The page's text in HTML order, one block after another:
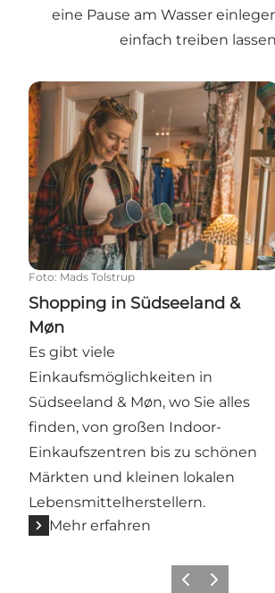
eine Pause am Wasser
einfach treiben
Shopping in Südseeland & Møn
Foto: Mads Tolstrup
Shopping in Südseeland &
Møn
Es gibt viele
Einkaufsmöglichkeiten in
Südseeland & Møn, wo Sie alles
finden, von großen Indoor-
Einkaufszentren bis zu schönen
Märkten und kleinen lokalen
Lebensmittelherstellern.
Mehr erfahren
ZurückWeiter